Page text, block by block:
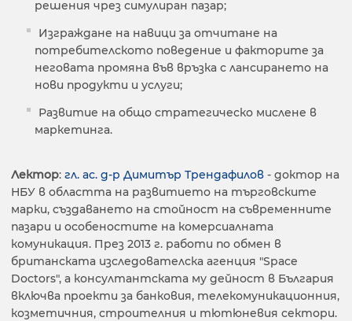
решения чрез симулиран пазар;
Изграждане на навици за отчитане на
потребителското поведение и факторите за
неговата промяна във връзка с лансирането на
нови продукти и услуги;
Развитие на общо стратегическо мислене в
маркетинга.
Лектор: гл. ас. д-р Димитър Трендафилов - доктор на
НБУ в областта на развитието на търговските
марки, създаването на стойност на съвременните
пазари и особеностите на комерсиалната
комуникация. През 2013 г. работи по обмен в
британската изследователска агенция "Space
Doctors", а консултантската му дейност в България
включва проекти за банковия, телекомуникационния,
козметичния, строителния и тютюневия сектори.